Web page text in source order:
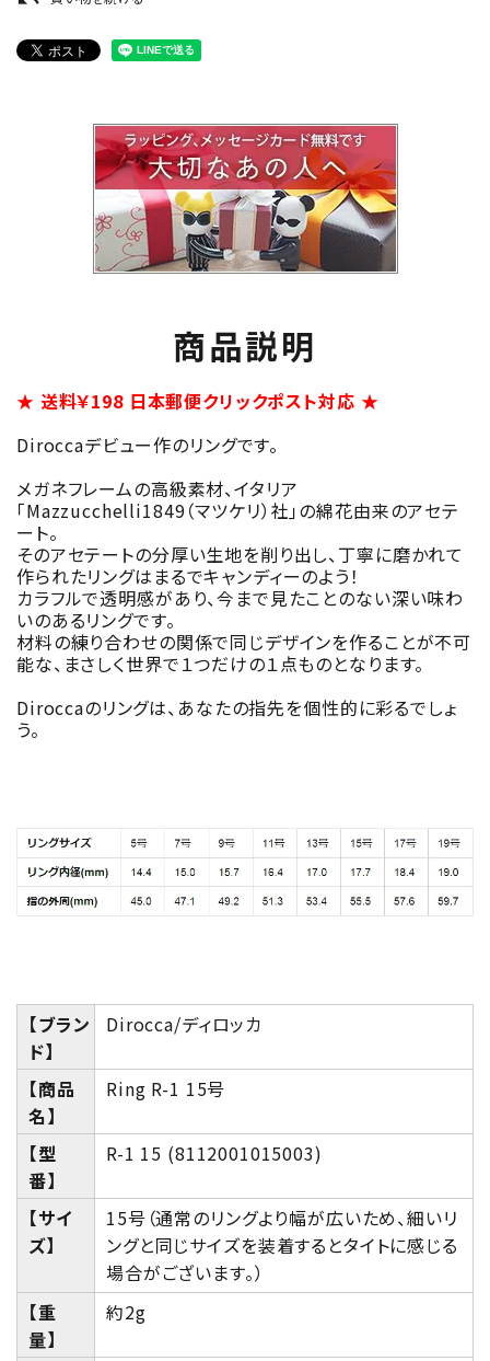
商品説明
★ 送料￥198 日本郵便クリックポスト対応 ★
Diroccaデビュー作のリングです。
メガネフレームの高級素材、イタリア
「Mazzucchelli1849（マツケリ）社｣の綿花由来のアセテ
ート。
そのアセテートの分厚い生地を削り出し、丁寧に磨かれて
作られたリングはまるでキャンディーのよう！
カラフルで透明感があり、今まで見たことのない深い味わ
いのあるリングです。
材料の練り合わせの関係で同じデザインを作ることが不可
能な、まさしく世界で１つだけの１点ものとなります。
Diroccaのリングは、あなたの指先を個性的に彩るでしょ
う。
【ブラン
ド】
Dirocca/ディロッカ
【商品
名】
Ring R-1 15号
【型
番】
R-1 15 (8112001015003)
【サイ
ズ】
15号（通常のリングより幅が広いため、細いリ
ングと同じサイズを装着するとタイトに感じる
場合がございます。）
【重
量】
約2g